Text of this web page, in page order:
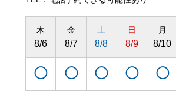
木
8/6
◯
金
8/7
◯
土
8/8
◯
日
8/9
◯
月
8/10
◯